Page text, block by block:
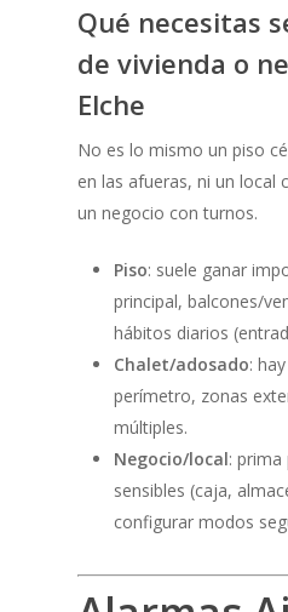
Qué necesitas
de vivienda o
Elche
No es lo mismo un piso
en las afueras, ni un local
un negocio con turnos.
Piso: suele ganar
principal, balcones/
hábitos diarios
Chalet/adosado:
perímetro, zonas
múltiples.
Negocio/local:
sensibles (caja,
configurar modos